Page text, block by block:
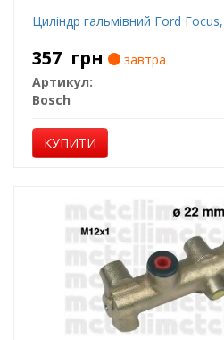
Циліндр гальмівний Ford
357 грн
завтра
Артикул:
Bosch
КУПИТИ